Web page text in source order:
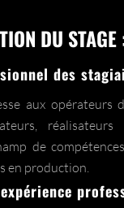
DU STAGE
des
aux opérateurs
de
en production.